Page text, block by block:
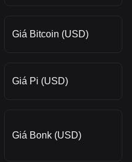
Giá Bitcoin (USD)
Giá Pi (USD)
Giá Bonk (USD)